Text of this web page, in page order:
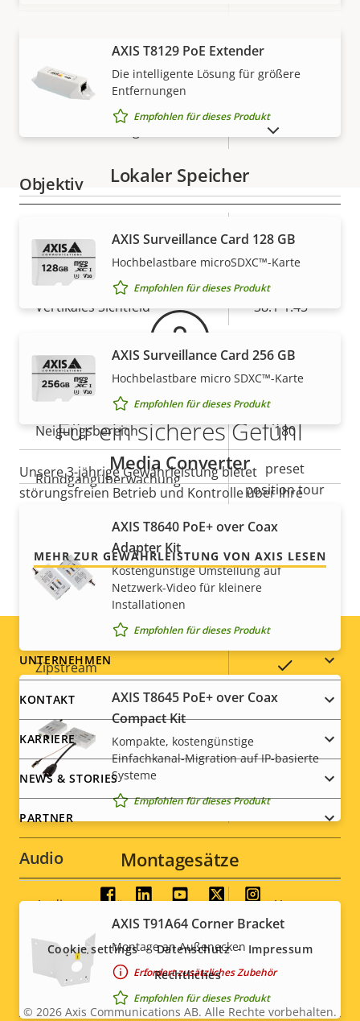
Tag- und Nacht-Funktion Ja
Elektronische
Objektiv
Eigentumsbeschreibung Eigentumswert
4.3 - 129 mm
Horizontales Sichtfeld 63.6-2.5 °
Vertikales Sichtfeld 38.1-1.45 °
Schwenken/Neigen/Zoomen
Eigentumsbeschreibung
Schwenkbereich
Neigungsbereich 180
Rundgangüberwachung
preset
position tour
Optischer Zoom 30
Digitaler Zoom 12
Komprimierung
Eigentumsbeschreibung Eigentumswert
Zipstream
H.264
Baseline,
H.265 –
AV1 –
Audio
Eigentumsbeschreibung Eigentumswert
Audiounterstützung Yes
Integriertes Mikrofon -
Systemintegration
MEHR ANZEIGEN
AXIS T8129 PoE Extender
Die intelligente Lösung für größere
Entfernungen
Empfohlen für dieses Produkt
Lokaler Speicher
AXIS Surveillance Card 128 GB
Hochbelastbare microSDXC™-Karte
Empfohlen für dieses Produkt
AXIS Surveillance Card 256 GB
Hochbelastbare micro SDXC™-Karte
Empfohlen für dieses Produkt
Media Converter
AXIS T8640 PoE+ over Coax
Adapter Kit
Kostengünstige Umstellung auf
Netzwerk-Video für kleinere
Installationen
Empfohlen für dieses Produkt
AXIS T8645 PoE+ over Coax
Compact Kit
Kompakte, kostengünstige
Einfachkanal-Migration auf IP-basierte
Systeme
Empfohlen für dieses Produkt
Montagesätze
AXIS T91A64 Corner Bracket
Montage an Außenecken
Erfordert zusätzliches Zubehör
Empfohlen für dieses Produkt
Gewährleistung
Für ein sicheres Gefühl
Unsere 3-jährige Gewährleistung bietet
störungsfreien Betrieb und Kontrolle über Ihre
MEHR ZUR GEWÄHRLEISTUNG VON AXIS LESEN
Footer
menu
UNTERNEHMEN
KONTAKT
KARRIERE
NEWS & STORIES
PARTNER
Social
menu
© 2026 Axis Communications AB. Alle Rechte vorbehalten.
Cookie settings Datenschutz
Impressum
Rechtliches